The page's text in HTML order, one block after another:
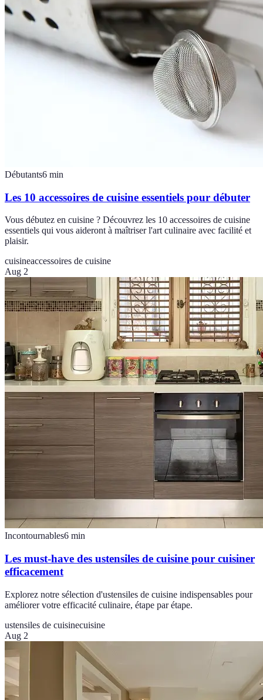
Débutants6 min
Les 10 accessoires de cuisine essentiels pour débuter
Vous débutez en cuisine ? Découvrez les 10 accessoires de cuisine
essentiels qui vous aideront à maîtriser l'art culinaire avec facilité et
plaisir.
cuisineaccessoires de cuisine
Aug 2
Incontournables6 min
Les must-have des ustensiles de cuisine pour cuisiner
efficacement
Explorez notre sélection d'ustensiles de cuisine indispensables pour
améliorer votre efficacité culinaire, étape par étape.
ustensiles de cuisinecuisine
Aug 2